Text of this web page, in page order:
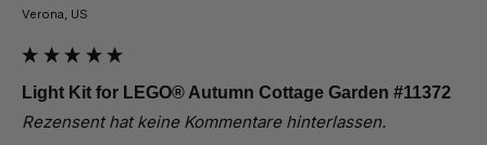
Verona, US
Light Kit for LEGO® Autumn Cottage Garden #11372
Rezensent hat keine Kommentare hinterlassen.